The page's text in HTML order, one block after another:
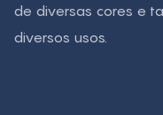
de diversas cores e
diversos usos.